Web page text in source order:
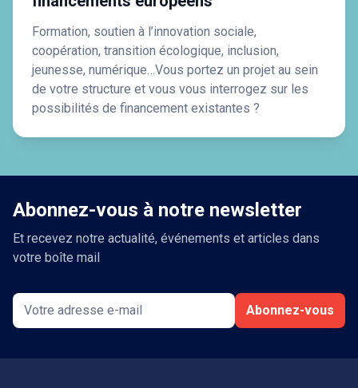
Formation, soutien à l’innovation sociale,
coopération, transition écologique, inclusion,
jeunesse, numérique…Vous portez un projet au sein
de votre structure et vous vous interrogez sur les
possibilités de financement existantes ?
Abonnez-vous à notre newsletter
Et recevez notre actualité, événements et articles dans
votre boîte mail
Abonnez-vous